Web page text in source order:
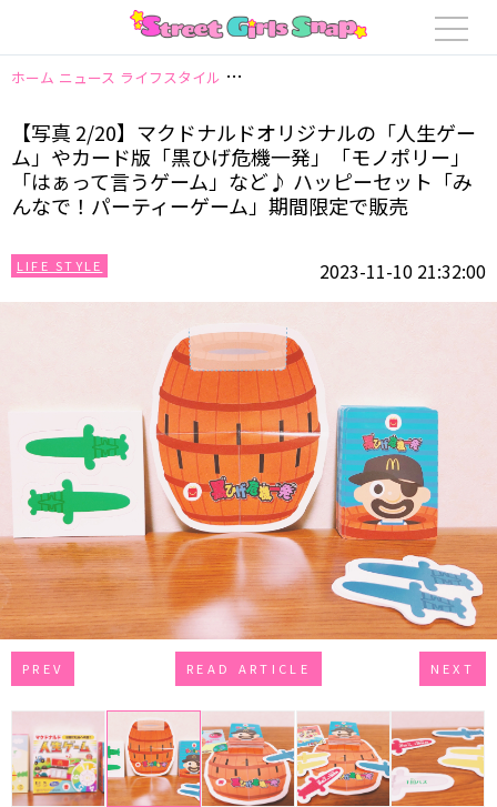
ホーム ニュース ライフスタイル 【写真 2/20】マクドナルドオリジナル
【写真 2/20】マクドナルドオリジナルの「人生ゲー
ム」やカード版「黒ひげ危機一発」「モノポリー」
「はぁって言うゲーム」など♪ ハッピーセット「み
んなで！パーティーゲーム」期間限定で販売
LIFE STYLE 2023-11-10 21:32:00
PREV READ ARTICLE NEXT